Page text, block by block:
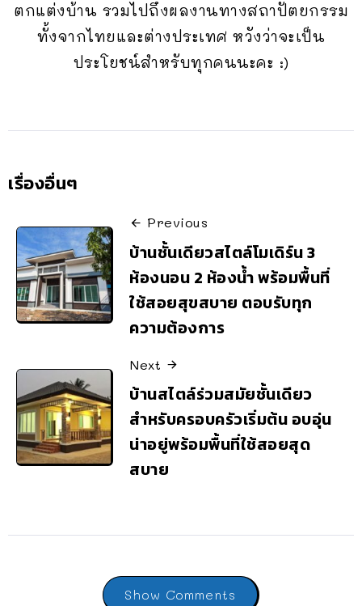
ตกแต่งบ้าน รวมไปถึงผลงานทางสถาปัตยกรรม
ทั้งจากไทยและต่างประเทศ หวังว่าจะเป็น
ประโยชน์สำหรับทุกคนนะคะ :)
เรื่องอื่นๆ
Previous
บ้านชั้นเดียวสไตล์โมเดิร์น 3
ห้องนอน 2 ห้องน้ำ พร้อมพื้นที่
ใช้สอยสุขสบาย ตอบรับทุก
ความต้องการ
Next
บ้านสไตล์ร่วมสมัยชั้นเดียว
สำหรับครอบครัวเริ่มต้น อบอุ่น
น่าอยู่พร้อมพื้นที่ใช้สอยสุด
สบาย
Show Comments